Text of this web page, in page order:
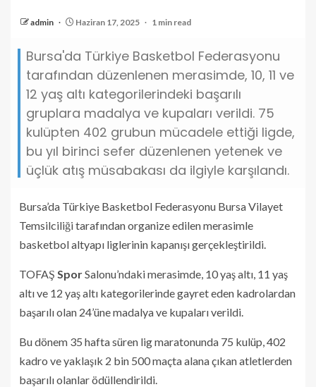
admin Haziran 17, 2025 1 min read
Bursa'da Türkiye Basketbol Federasyonu
tarafından düzenlenen merasimde, 10, 11 ve
12 yaş altı kategorilerindeki başarılı
gruplara madalya ve kupaları verildi. 75
kulüpten 402 grubun mücadele ettiği ligde,
bu yıl birinci sefer düzenlenen yetenek ve
üçlük atış müsabakası da ilgiyle karşılandı.
Bursa’da Türkiye Basketbol Federasyonu Bursa Vilayet
Temsilciliği tarafından organize edilen merasimle
basketbol altyapı liglerinin kapanışı gerçekleştirildi.
TOFAŞ SporSalonu’ndaki merasimde, 10 yaş altı, 11 yaş
altı ve 12 yaş altı kategorilerinde gayret eden kadrolardan
başarılı olan 24’üne madalya ve kupaları verildi.
Bu dönem 35 hafta süren lig maratonunda 75 kulüp, 402
kadro ve yaklaşık 2 bin 500 maçta alana çıkan atletlerden
başarılı olanlar ödüllendirildi.